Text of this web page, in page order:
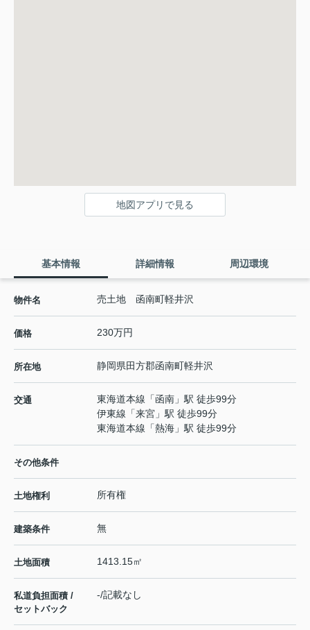
地図アプリで見る
基本情報 詳細情報 周辺環境
物件名 売土地 函南町軽井沢
価格 230万円
所在地 静岡県田方郡函南町軽井沢
交通 東海道本線 「函南 」駅 徒歩99分
伊東線 「来宮 」駅 徒歩99分
東海道本線 「熱海 」駅 徒歩99分
その他条件
土地権利 所有権
建築条件 無
土地面積 1413.15㎡
私道負担面積 /
セットバック
-/記載なし